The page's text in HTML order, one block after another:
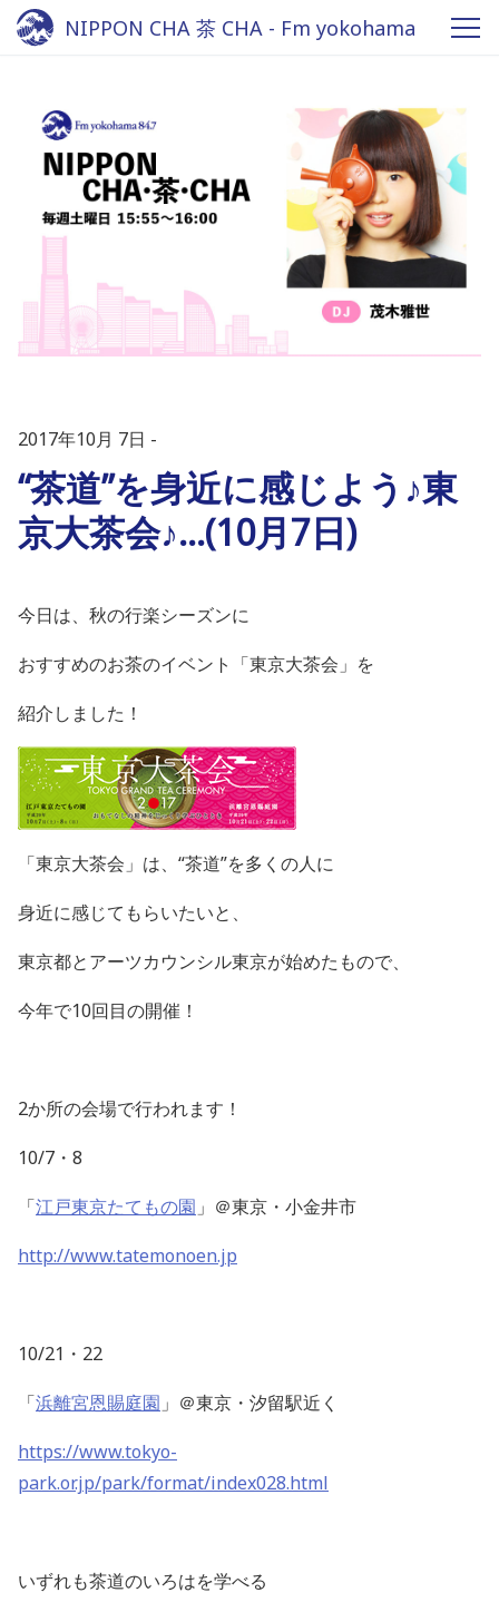
NIPPON CHA 茶 CHA - Fm yokohama
2017年10月 7日
“茶道”を身近に感じよう♪東
京大茶会♪…(10月7日)
今日は、秋の行楽シーズンに
おすすめのお茶のイベント「東京大茶会」を
紹介しました！
「東京大茶会」は、“茶道”を多くの人に
身近に感じてもらいたいと、
東京都とアーツカウンシル東京が始めたもので、
今年で10回目の開催！
2か所の会場で行われます！
10/7・8
「江戸東京たてもの園 」＠東京・小金井市
http://www.tatemonoen.jp
10/21・22
「浜離宮恩賜庭園 」＠東京・汐留駅近く
https://www.tokyo-
park.or.jp/park/format/index028.html
いずれも茶道のいろはを学べる